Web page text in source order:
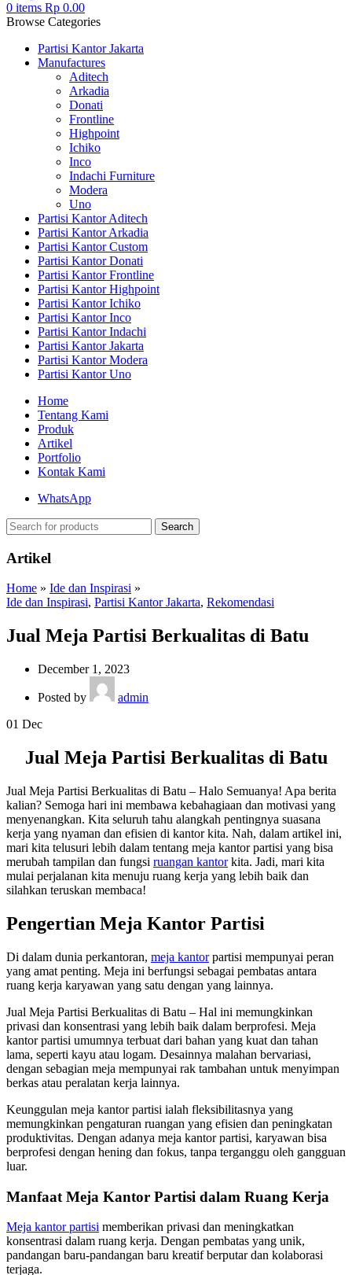
0 items Rp 0.00
Browse Categories
Partisi Kantor Jakarta
Manufactures
Aditech
Arkadia
Donati
Frontline
Highpoint
Ichiko
Inco
Indachi Furniture
Modera
Uno
Partisi Kantor Aditech
Partisi Kantor Arkadia
Partisi Kantor Custom
Partisi Kantor Donati
Partisi Kantor Frontline
Partisi Kantor Highpoint
Partisi Kantor Ichiko
Partisi Kantor Inco
Partisi Kantor Indachi
Partisi Kantor Jakarta
Partisi Kantor Modera
Partisi Kantor Uno
Home
Tentang Kami
Produk
Artikel
Portfolio
Kontak Kami
WhatsApp
Search
Artikel
Home » Ide dan Inspirasi »
Ide dan Inspirasi, Partisi Kantor Jakarta, Rekomendasi
Jual Meja Partisi Berkualitas di Batu
December 1, 2023
Posted by
admin
01 Dec
Jual Meja Partisi Berkualitas di Batu
Jual Meja Partisi Berkualitas di Batu – Halo Semuanya! Apa berita
kalian? Semoga hari ini membawa kebahagiaan dan motivasi yang
menyenangkan. Kita seluruh tahu alangkah pentingnya suasana
kerja yang nyaman dan efisien di kantor kita. Nah, dalam artikel ini,
mari kita telusuri lebih dalam tentang meja kantor partisi yang bisa
merubah tampilan dan fungsi ruangan kantorkita. Jadi, mari kita
mulai perjalanan kita menuju ruang kerja yang lebih baik dan
silahkan teruskan membaca!
Pengertian Meja Kantor Partisi
Di dalam dunia perkantoran, meja kantorpartisi mempunyai peran
yang amat penting. Meja ini berfungsi sebagai pembatas antara
ruang kerja karyawan yang satu dengan yang lainnya.
Jual Meja Partisi Berkualitas di Batu – Hal ini memungkinkan
privasi dan konsentrasi yang lebih baik dalam berprofesi. Meja
kantor partisi umumnya terbuat dari bahan yang kuat dan tahan
lama, seperti kayu atau logam. Desainnya malahan bervariasi,
dengan sebagian meja mempunyai rak tambahan untuk menyimpan
berkas atau peralatan kerja lainnya.
Keunggulan meja kantor partisi ialah fleksibilitasnya yang
memungkinkan pengaturan ruangan yang efisien dan peningkatan
produktivitas. Dengan adanya meja kantor partisi, karyawan bisa
berprofesi dengan hening dan fokus, tanpa terganggu oleh gangguan
luar.
Manfaat Meja Kantor Partisi dalam Ruang Kerja
Meja kantor partisi memberikan privasi dan meningkatkan
konsentrasi dalam ruang kerja. Dengan pembatas yang unik,
pandangan baru-pandangan baru kreatif berputar dan kolaborasi
terjaga.